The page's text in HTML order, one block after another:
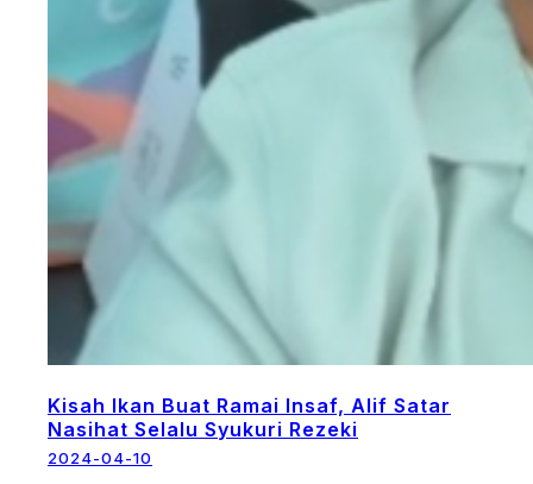
Kisah Ikan Buat Ramai Insaf, Alif Satar
Nasihat Selalu Syukuri Rezeki
2024-04-10